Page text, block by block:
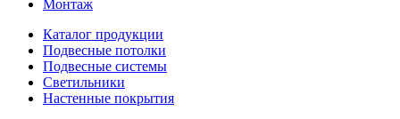
Монтаж
Каталог продукции
Подвесные потолки
Подвесные системы
Светильники
Настенные покрытия